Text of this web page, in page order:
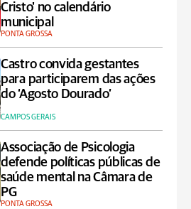
Cristo' no calendário
municipal
PONTA GROSSA
Castro convida gestantes
para participarem das ações
do ‘Agosto Dourado’
CAMPOS GERAIS
Associação de Psicologia
defende políticas públicas de
saúde mental na Câmara de
PG
PONTA GROSSA